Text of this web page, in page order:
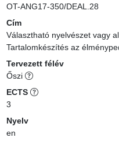
OT-ANG17-350/DEAL.28
Cím
Választható nyelvészet vagy
Tartalomkészítés az
Tervezett félév
Őszi
ECTS
3
Nyelv
en